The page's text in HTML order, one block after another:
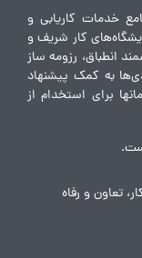
خدمات کاریابی و
کار شریف و
انطباق، رزومه ساز
به کمک پیشنهاد
برای استخدام از
تعاون و رفاه